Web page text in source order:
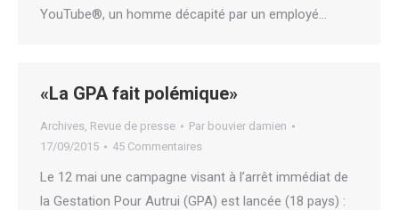
YouTube®, un homme décapité par un employé…
«La GPA fait polémique»
Archives, Revue de presse Par bouvier damien
17/09/2015
45 Commentaires
Le 12 mai une campagne visant à l’arrêt immédiat de
la Gestation Pour Autrui (GPA) est lancée (18 pays) :